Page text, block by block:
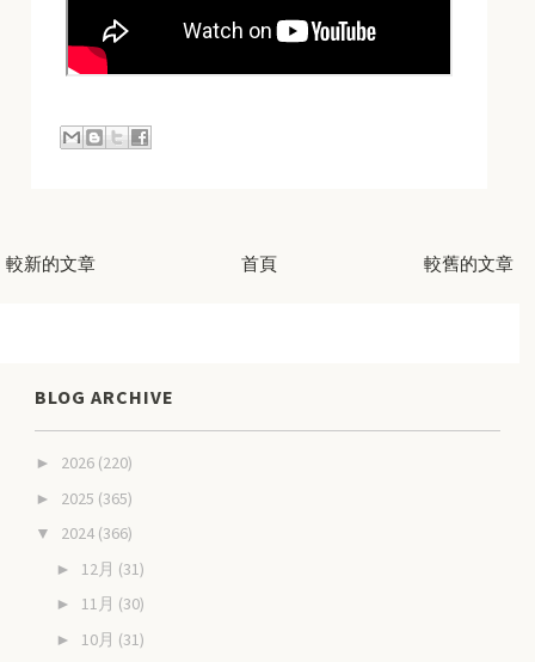
較新的文章 較舊的文章
首頁
BLOG ARCHIVE
► 2026 (220)
► 2025 (365)
▼ 2024 (366)
► 12月 (31)
► 11月 (30)
► 10月 (31)